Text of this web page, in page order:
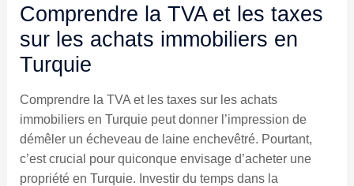
Comprendre la TVA et les taxes
sur les achats immobiliers en
Turquie
Comprendre la TVA et les taxes sur les achats
immobiliers en Turquie peut donner l’impression de
démêler un écheveau de laine enchevêtré. Pourtant,
c’est crucial pour quiconque envisage d’acheter une
propriété en Turquie. Investir du temps dans la